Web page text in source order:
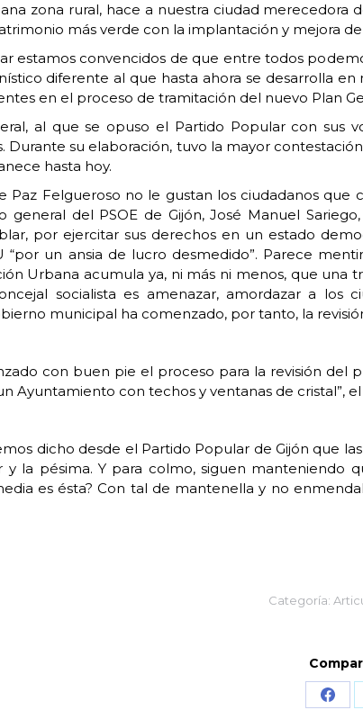
zona rural, hace a nuestra ciudad
más verde con la implantación y mejora
estamos convencidos de que entre todos
diferente al que hasta ahora se desarrolla
en el proceso de tramitación del nuevo Plan
al que se opuso el Partido Popular con sus
Durante su elaboración, tuvo la mayor
hasta hoy.
Paz Felgueroso no le gustan los ciudadanos que
general del PSOE de Gijón, José Manuel
por ejercitar sus derechos en un estado
“por un ansia de lucro desmedido”. Parece
Urbana acumula ya, ni más ni menos, que una
socialista es amenazar, amordazar a
municipal ha comenzado, por tanto, la
con buen pie el proceso para la revisión del
Ayuntamiento con techos y ventanas de
dicho desde el Partido Popular de Gijón que
la pésima. Y para colmo, siguen manteniendo
es ésta? Con tal de mantenella y no
Categoría: